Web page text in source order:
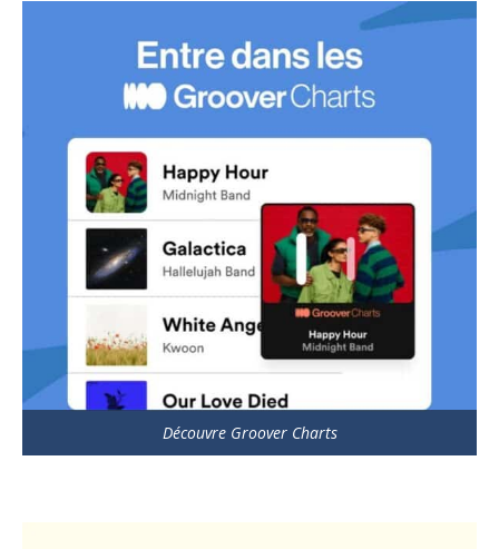
Découvre Groover Charts